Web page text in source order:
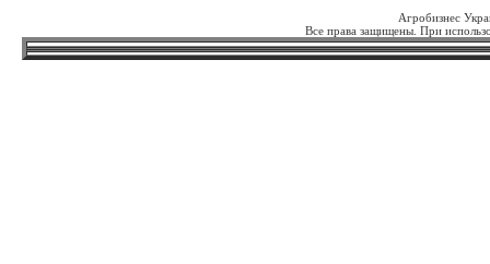
Агробизнес
Все права защищены. При